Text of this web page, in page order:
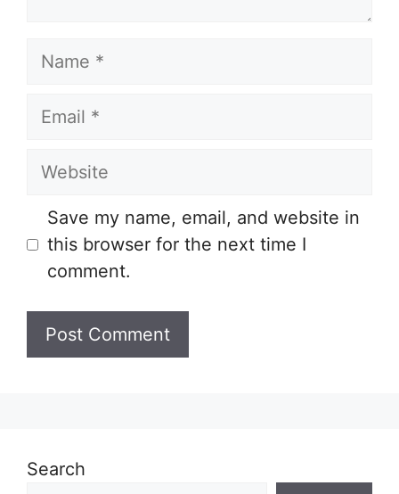
Name
Email
Website
Save my name, email, and website in
this browser for the next time I
comment.
Search